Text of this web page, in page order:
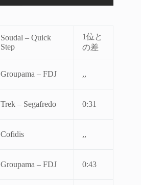
Soudal – Quick
Step
1位と
の差
Groupama – FDJ ,,
Trek – Segafredo 0:31
Cofidis ,,
Groupama – FDJ 0:43